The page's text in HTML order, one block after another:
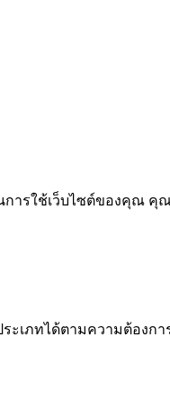
ารใช้เว็บไซต์ของคุณ คุ
เภทได้ตามความต้องกา